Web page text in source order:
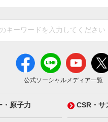
公式ソーシャルメディア一覧
・原子力 CSR・サ